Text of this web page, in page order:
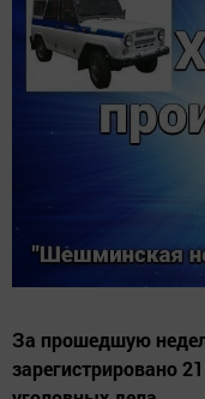
За прошедшую
зарегистрировано